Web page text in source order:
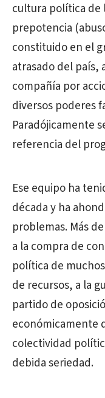
cultura política de
prepotencia
constituido en el
atrasado del país,
compañía por
diversos poderes
Paradójicamente
referencia del
Ese equipo ha
década y ha
problemas. Más
a la compra de
política de
de recursos, a la
partido de
económicamente
colectividad
debida seriedad.